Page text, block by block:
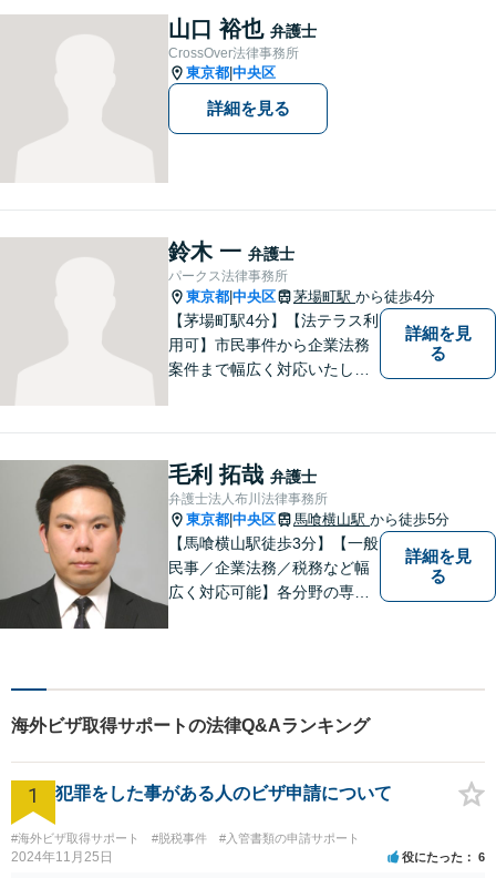
応可能。【地域に根ざした弁
護士】法律トラブルでお悩み
の方は、お気軽にご相談くだ
さい。
山口 裕也 弁護士
CrossOver法律事務所
東京都 中央区
詳細を見る
鈴木 一 弁護士
パークス法律事務所
東京都 中央区 茅場町駅 から徒歩4分
【茅場町駅4分】【法テラス利
用可】市民事件から企業法務
案件まで幅広く対応いたしま
に相談すべきか否か迷った
ら、迷わずご相談ください。
【電話・メール相談可】
詳細を見
る
毛利 拓哉 弁護士
弁護士法人布川法律事務所
東京都 中央区 馬喰横山駅 から徒歩5分
【馬喰横山駅徒歩3分】【一般
民事／企業法務／税務など幅
広く対応可能】各分野の専門
明るい未来を作っていけるよ
う精進いたします。まずはご
相談を！
詳細を見
る
海外ビザ取得サポートの法律Q&Aランキング
1 犯罪をした事がある人のビザ申請について
#海外ビザ取得サポート #脱税事件 #入管書類の申請サポート
2024年11月25日 役にたった 6